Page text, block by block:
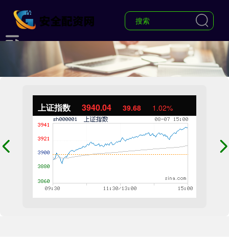
上证指数 3940.04 39.68 1.02%